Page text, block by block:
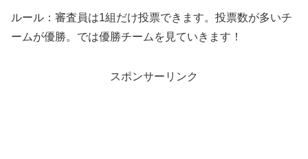
ルール：審査員は1組だけ投票できます。投票数が多いチ
ームが優勝。では優勝チームを見ていきます！
スポンサーリンク